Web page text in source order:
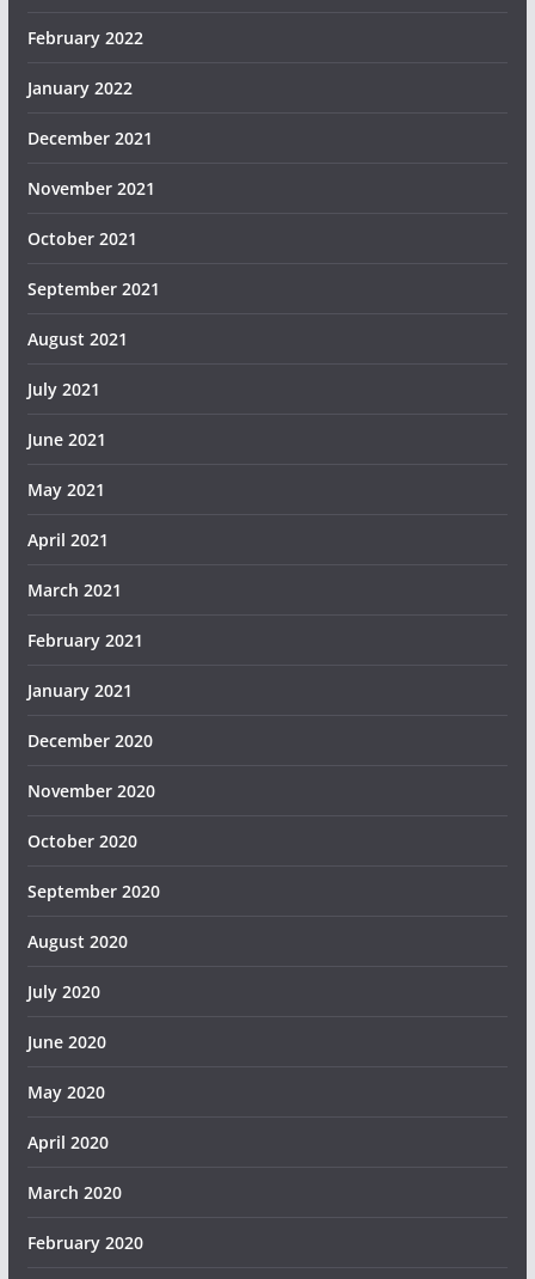
February 2022
January 2022
December 2021
November 2021
October 2021
September 2021
August 2021
July 2021
June 2021
May 2021
April 2021
March 2021
February 2021
January 2021
December 2020
November 2020
October 2020
September 2020
August 2020
July 2020
June 2020
May 2020
April 2020
March 2020
February 2020